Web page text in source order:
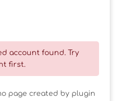
account found. Try
first.
page created by plugin